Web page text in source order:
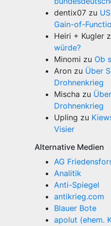
dentix07 zu
Gain-of-
Heiri + Kugler
würde?
Minomi zu Ob
Aron zu Über
Drohnenkrieg
Mischa zu
Drohnenkrieg
Upling zu
Visier
Alternative Medien
AG
Analitik
Anti-Spiegel
antikrieg.com
Blauer Bote
apolut (ehem.